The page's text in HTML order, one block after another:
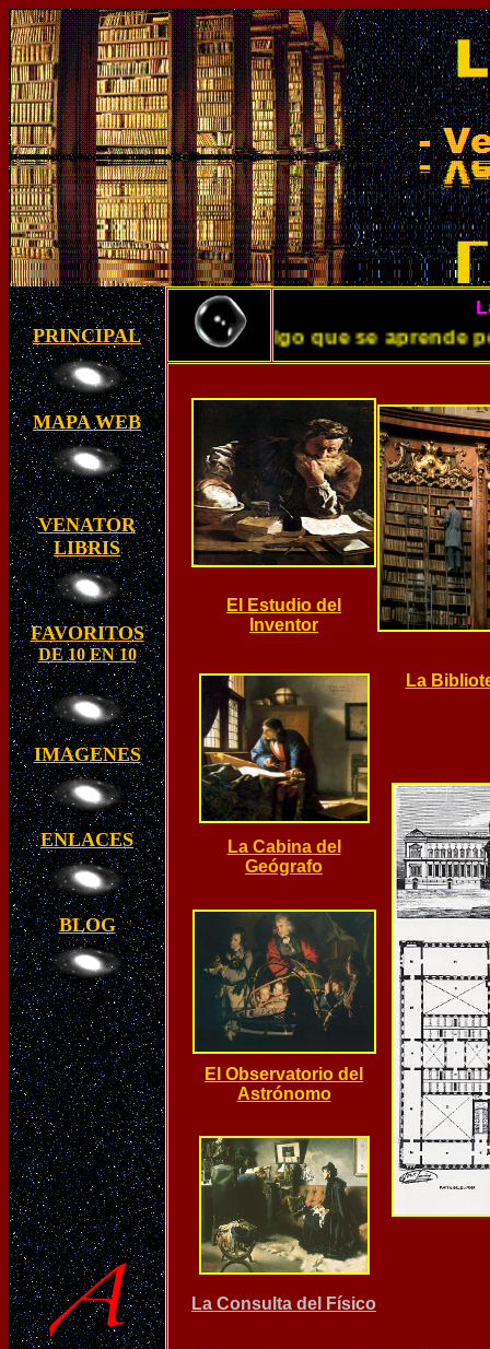
PRINCIPAL
MAPA WEB
VENATOR
LIBRIS
FAVORITOS
DE 10 EN 10
IMAGENES
ENLACES
BLOG
por la lectura es algo que se aprende pero
El Estudio del
Inventor
La
La Cabina del
Geógrafo
El Observatorio del
Astrónomo
La Consulta del Físico